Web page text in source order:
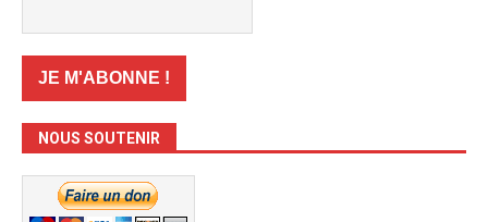
NOUS SOUTENIR